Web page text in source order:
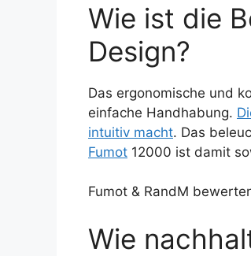
Wie ist die
Design?
Das ergonomische und
einfache Handhabung.
intuitiv macht. Das
Fumot 12000 ist damit
Fumot & RandM
Wie